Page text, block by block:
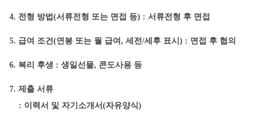
4. 전형 방법(서류전형 또는 면접 등) : 서류전형 후 면접
5. 급여 조건(연봉 또는 월 급여, 세전/세후 표시) : 면접 후 협의
6. 복리 후생 : 생일선물, 콘도사용 등
7. 제출 서류
: 이력서 및 자기소개서(자유양식)